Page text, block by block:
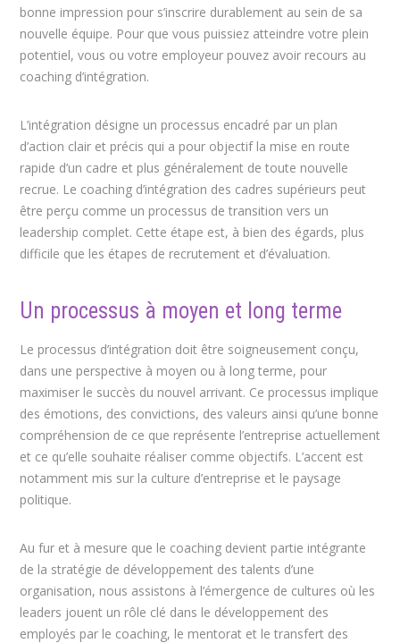
bonne impression pour s’inscrire durablement au sein de sa
nouvelle équipe. Pour que vous puissiez atteindre votre plein
potentiel, vous ou votre employeur pouvez avoir recours au
coaching d’intégration.
L’intégration désigne un processus encadré par un plan
d’action clair et précis qui a pour objectif la mise en route
rapide d’un cadre et plus généralement de toute nouvelle
recrue. Le coaching d’intégration des cadres supérieurs peut
être perçu comme un processus de transition vers un
leadership complet. Cette étape est, à bien des égards, plus
difficile que les étapes de recrutement et d’évaluation.
Un processus à moyen et long terme
Le processus d’intégration doit être soigneusement conçu,
dans une perspective à moyen ou à long terme, pour
maximiser le succès du nouvel arrivant. Ce processus implique
des émotions, des convictions, des valeurs ainsi qu’une bonne
compréhension de ce que représente l’entreprise actuellement
et ce qu’elle souhaite réaliser comme objectifs. L’accent est
notamment mis sur la culture d’entreprise et le paysage
politique.
Au fur et à mesure que le coaching devient partie intégrante
de la stratégie de développement des talents d’une
organisation, nous assistons à l’émergence de cultures où les
leaders jouent un rôle clé dans le développement des
employés par le coaching, le mentorat et le transfert des